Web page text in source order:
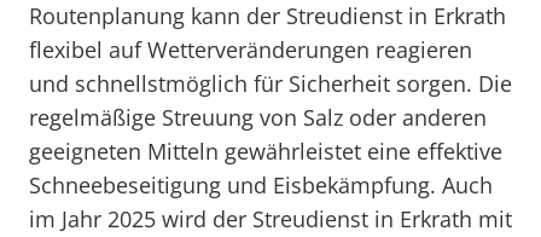
Routenplanung kann der Streudienst in Erkrath
flexibel auf Wetterveränderungen reagieren
und schnellstmöglich für Sicherheit sorgen. Die
regelmäßige Streuung von Salz oder anderen
geeigneten Mitteln gewährleistet eine effektive
Schneebeseitigung und Eisbekämpfung. Auch
im Jahr 2025 wird der Streudienst in Erkrath mit